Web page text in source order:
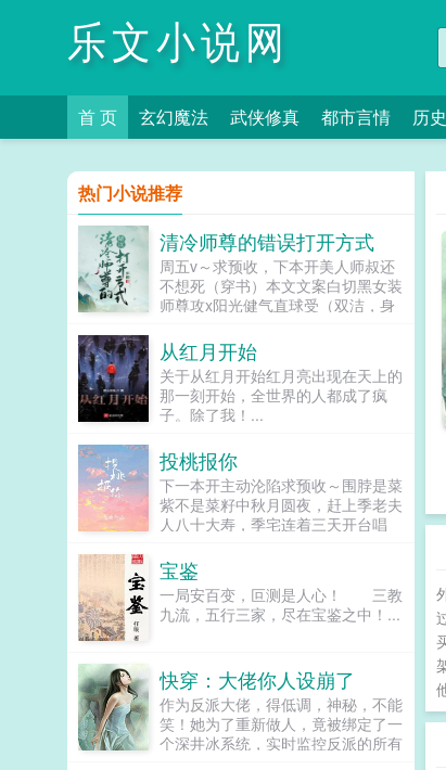
乐文小说网
首 页 玄幻魔法 武侠修真 都市言情 历
热门小说推荐
清冷师尊的错误打开方式
周五v～求预收，下本开美人师叔还
不想死（穿书）本文文案白切黑女装
师尊攻x阳光健气直球受（双洁，身
攻的倒霉儿子。书里的渣攻是魔尊，
生平最好美色，被他辣手摧花的美人
不计...
从红月开始
关于从红月开始红月亮出现在天上的
那一刻开始，全世界的人都成了疯
子。除了我！...
投桃报你
下一本开主动沦陷求预收～围脖是菜
紫不是菜籽中秋月圆夜，赶上季老夫
人八十大寿，季宅连着三天开台唱
小厮连忙赶去通报四爷回来了！四爷
回来了！小姐少爷们纷纷起身，...
宝鉴
一局安百变，叵测是人心！ 三教
九流，五行三家，尽在宝鉴之中！...
快穿：大佬你人设崩了
作为反派大佬，得低调，神秘，不能
笑！她为了重新做人，竟被绑定了一
个深井冰系统，实时监控反派的所有